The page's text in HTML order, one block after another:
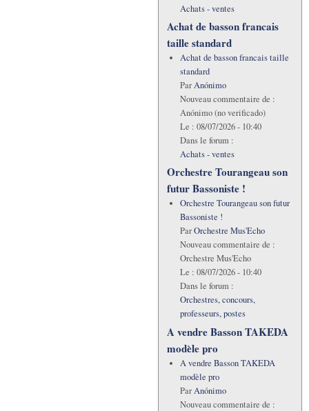
Achats - ventes
Achat de basson francais
taille standard
Achat de basson francais taille
standard
ParAnónimo
Nouveau commentaire de :
Anónimo (no verificado)
Le : 08/07/2026 - 10:40
Dans le forum :
Achats - ventes
Orchestre Tourangeau son
futur Bassoniste !
Orchestre Tourangeau son futur
Bassoniste !
ParOrchestre Mus'Echo
Nouveau commentaire de :
Orchestre Mus'Echo
Le : 08/07/2026 - 10:40
Dans le forum :
Orchestres, concours,
professeurs, postes
A vendre Basson TAKEDA
modèle pro
A vendre Basson TAKEDA
modèle pro
ParAnónimo
Nouveau commentaire de :